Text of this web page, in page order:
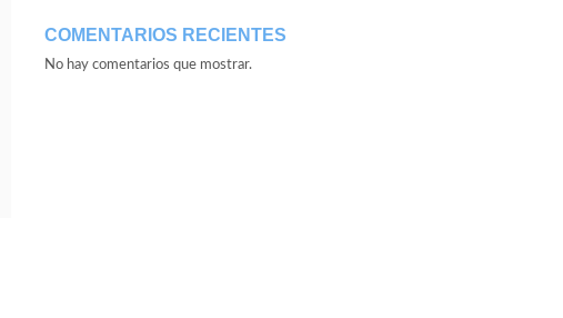
COMENTARIOS RECIENTES
No hay comentarios que mostrar.